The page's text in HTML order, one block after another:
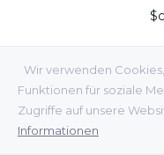
Wir verwenden
Funktionen für soziale
Zugriffe auf unsere
Informationen